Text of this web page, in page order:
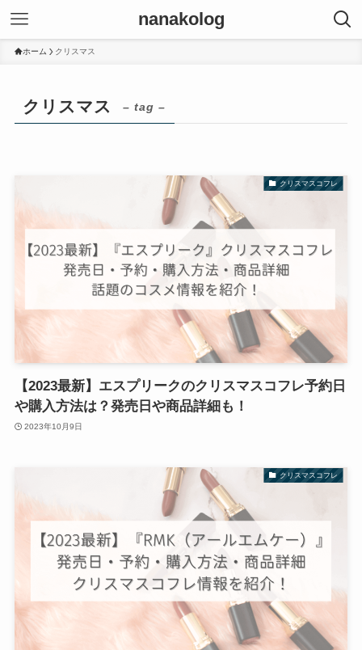
nanakolog
ホーム クリスマス
クリスマス – tag –
クリスマスコフレ
【2023最新】エスプリークのクリスマスコフレ予約日
や購入方法は？発売日や商品詳細も！
2023年10月9日
クリスマスコフレ